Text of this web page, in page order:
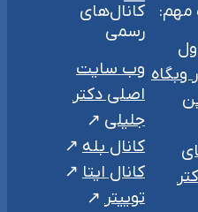
وبگاه
کانال‌های
رسمی
وب سایت
اصلی دکتر
جلیلی
کانال بله
کانال ایتا
توییتر